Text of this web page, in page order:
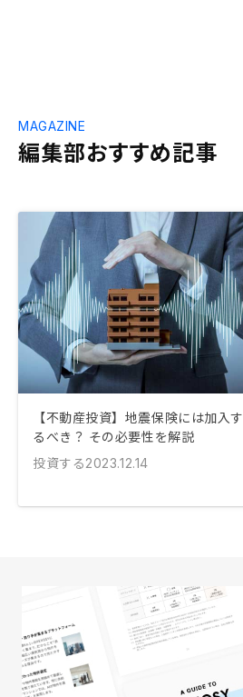
編集部おすすめ記事
MAGAZINE
【不動産投資】地震保険には加入す
るべき？ その必要性を解説
投資する2023.12.14